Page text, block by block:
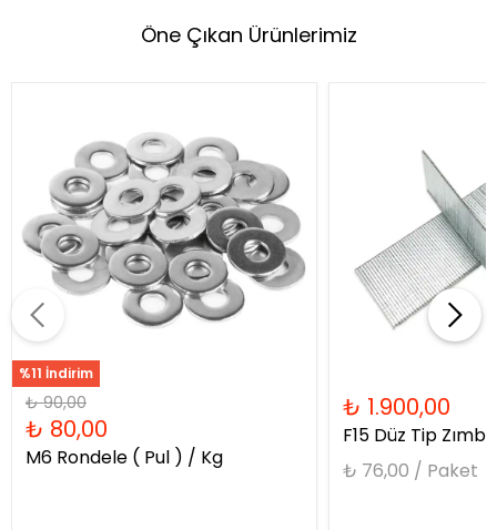
Öne Çıkan Ürünlerimiz
%11 İndirim
₺ 90,00
₺ 80,00
M6 Rondele ( Pul ) / Kg
₺ 1.900,00
F15 Düz Tip
₺ 76,00 / Paket